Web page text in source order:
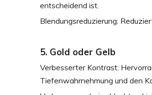
entscheidend ist.
Blendungsreduzierung:
5. Gold oder Gelb
Verbesserter Kontrast:
Tiefenwahrnehmung und den